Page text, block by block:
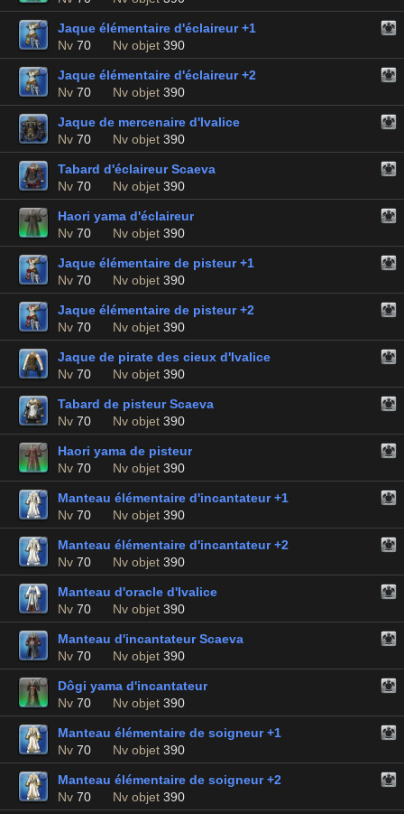
Jaque élémentaire d'éclaireur +1
Nv 70 Nv objet 390
Jaque élémentaire d'éclaireur +2
Nv 70 Nv objet 390
Jaque de mercenaire d'Ivalice
Nv 70 Nv objet 390
Tabard d'éclaireur Scaeva
Nv 70 Nv objet 390
Haori yama d'éclaireur
Nv 70 Nv objet 390
Jaque élémentaire de pisteur +1
Nv 70 Nv objet 390
Jaque élémentaire de pisteur +2
Nv 70 Nv objet 390
Jaque de pirate des cieux d'Ivalice
Nv 70 Nv objet 390
Tabard de pisteur Scaeva
Nv 70 Nv objet 390
Haori yama de pisteur
Nv 70 Nv objet 390
Manteau élémentaire d'incantateur +1
Nv 70 Nv objet 390
Manteau élémentaire d'incantateur +2
Nv 70 Nv objet 390
Manteau d'oracle d'Ivalice
Nv 70 Nv objet 390
Manteau d'incantateur Scaeva
Nv 70 Nv objet 390
Dôgi yama d'incantateur
Nv 70 Nv objet 390
Manteau élémentaire de soigneur +1
Nv 70 Nv objet 390
Manteau élémentaire de soigneur +2
Nv 70 Nv objet 390